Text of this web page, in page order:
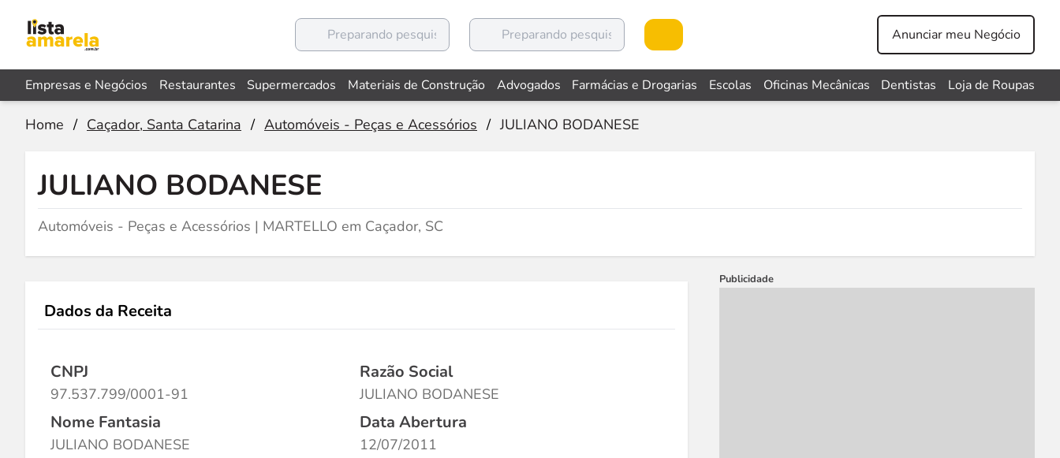
Anunciar meu Negócio
Empresas e Negócios Restaurantes Supermercados Materiais de Construção Advogados Farmácias e Drogarias Escolas Oficinas Mecânicas Dentistas Loja de Roupas
Home / Caçador, Santa Catarina / Automóveis - Peças e Acessórios / JULIANO BODANESE
JULIANO BODANESE
Automóveis - Peças e Acessórios | MARTELLO em Caçador, SC
Dados da Receita
CNPJ
97.537.799/0001-91
Razão Social
JULIANO BODANESE
Nome Fantasia
JULIANO BODANESE
Data Abertura
12/07/2011
Publicidade